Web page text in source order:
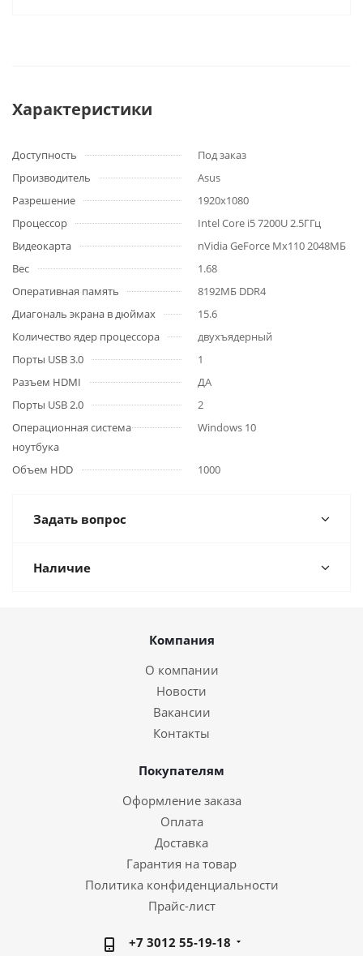
Характеристики
Доступность
Под заказ
Производитель
Asus
Разрешение
1920x1080
Процессор
Intel Core i5 7200U 2.5ГГц
Видеокарта
nVidia GeForce Mx110 2048МБ
Вес
1.68
Оперативная память
8192МБ DDR4
Диагональ экрана в дюймах
15.6
Количество ядер процессора
двухъядерный
Порты USB 3.0
1
Разъем HDMI
ДА
Порты USB 2.0
2
Операционная система
ноутбука
Windows 10
Объем HDD 1000
Задать вопрос
Наличие
Компания
О компании
Новости
Вакансии
Контакты
Покупателям
Оформление заказа
Оплата
Доставка
Гарантия на товар
Политика конфиденциальности
Прайс-лист
+7 3012 55-19-18